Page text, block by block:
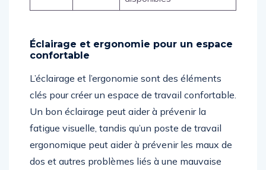
Éclairage et ergonomie pour un espace
confortable
L’éclairage et l’ergonomie sont des éléments
clés pour créer un espace de travail confortable.
Un bon éclairage peut aider à prévenir la
fatigue visuelle, tandis qu’un poste de travail
ergonomique peut aider à prévenir les maux de
dos et autres problèmes liés à une mauvaise